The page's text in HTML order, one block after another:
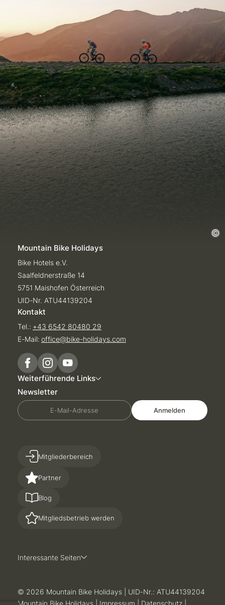
Mountain Bike Holidays
Bike Hotels e.V.
Saalfeldnerstraße 14
5751 Maishofen Österreich
UID-Nr. ATU44139204
Kontakt
Tel.: +43 6542 80480 29
E-Mail: office@bike-holidays.com
Weiterführende Links
Newsletter
E-Mail-Adresse Anmelden
Partner
Blog
Mitgliedsbetrieb werden
Mitgliederbereich
Interessante Seiten
© 2026 Mountain Bike Holidays
UID-Nr.: ATU44139204
Mountain Bike Holidays
Impressum Datenschutz